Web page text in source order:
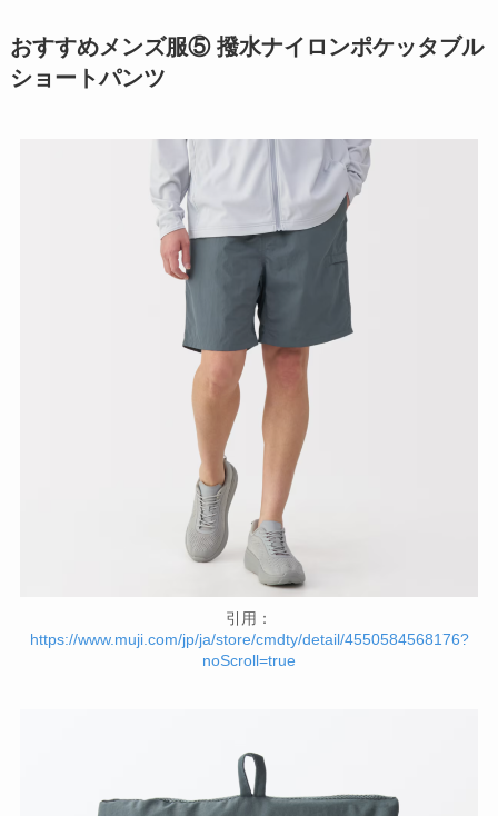
おすすめメンズ服⑤ 撥水ナイロンポケッタブル
ショートパンツ
引用：
https://www.muji.com/jp/ja/store/cmdty/detail/4550584568176?
noScroll=true